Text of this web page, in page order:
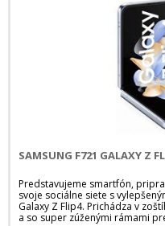
SAMSUNG F721 GALAXY Z
Predstavujeme smartfón,
svoje sociálne siete s
Galaxy Z Flip4. Prichádza v
a so super zúženými rámami